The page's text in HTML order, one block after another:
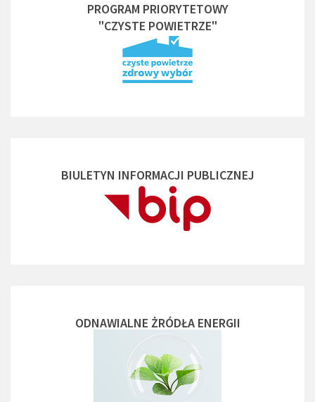
PROGRAM PRIORYTETOWY
"CZYSTE POWIETRZE"
BIULETYN INFORMACJI PUBLICZNEJ
ODNAWIALNE ŻRÓDŁA ENERGII